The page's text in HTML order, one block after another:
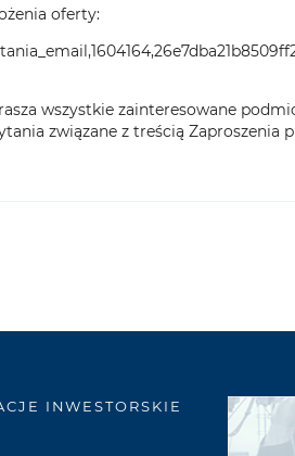
oferty:
wszystkie zainteresowane
związane z treścią Zaproszenia
INWESTORSKIE